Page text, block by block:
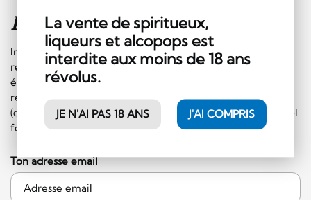
La vente de spiritueux,
liqueurs et alcopops est
interdite aux moins de 18 ans
révolus.
JE N'AI PAS 18 ANS J'AI COMPRIS
Inscription à lanewsletter
Inscrivez-vous sans plus tarder à notre newsletter et
recevez régulièrement les informations sur les
événements et les offres spéciales. En plus, vous
recevrez un bon de CHF 10.- à faire valoir sur le shop
(commande minimale de 50.- CHF et hors catégorie alcool
fort)!
Ton adresse email